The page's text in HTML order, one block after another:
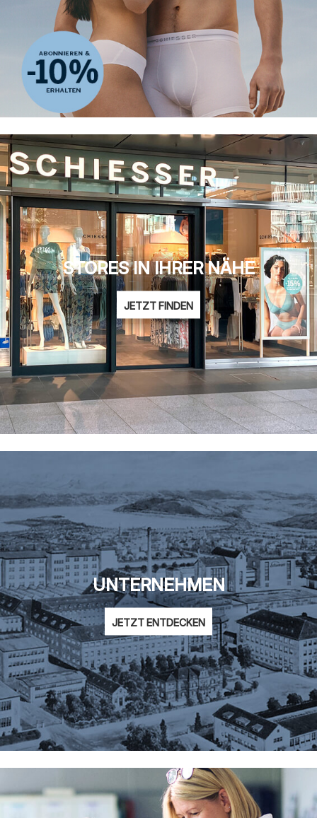
Damenmode
Herrenmode
Kindermode
ADIDAS
Datenschutzerklärung
STORES IN IHRER NÄHE
JETZT FINDEN
UNTERNEHMEN
JETZT ENTDECKEN